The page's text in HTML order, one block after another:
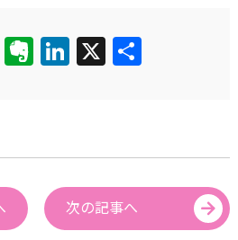
Evernote
LinkedIn
X 共
次の記事へ